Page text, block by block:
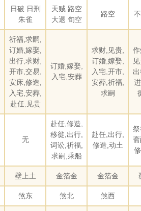
日破 日刑
朱雀
天贼 路空
大退 旬空
路空
祈福,求嗣,
订婚,嫁娶,
出行,求财,
开市,交易,
安床,修造,
入宅,安葬,
赴任,见贵
订婚,嫁娶,
入宅,安葬
求财,见贵,
订婚,嫁娶,
入宅,开市,
安葬,祈福,
求嗣
作
无
赴任,修造,
移徙,出行,
词讼,祈福,
求嗣,乘船
赴任,出行,
修造,动土
祭
斋
壁上土 金箔金 金箔金
煞东 煞北 煞西